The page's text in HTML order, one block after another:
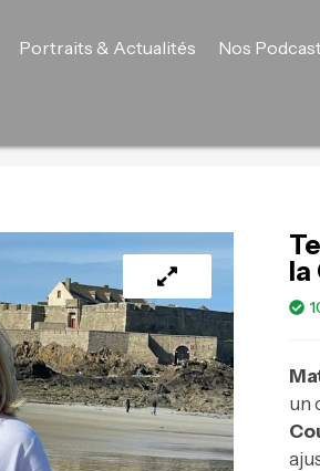
Portraits & Actualités Nos
la
un